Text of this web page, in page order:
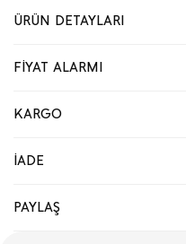
ÜRÜN DETAYLARI
FİYAT ALARMI
KARGO
İADE
PAYLAŞ